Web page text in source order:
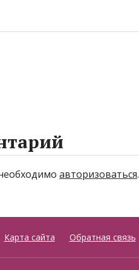
авторизоваться.
Карта сайта Обратная связь